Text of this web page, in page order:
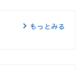
もっとみる